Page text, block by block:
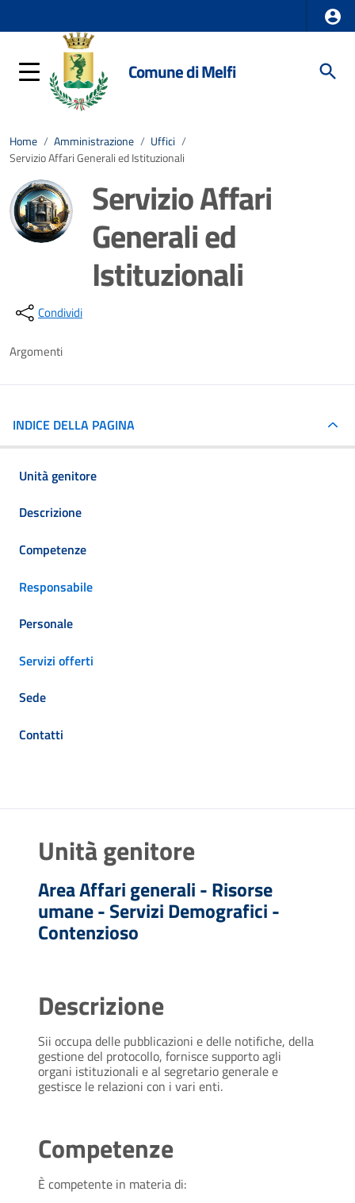
Comune di Melfi
Home / Amministrazione / Uffici /
Servizio Affari Generali ed Istituzionali
Servizio Affari
Generali ed
Istituzionali
Condividi
Argomenti
INDICE DELLA PAGINA
Unità genitore
Descrizione
Competenze
Responsabile
Personale
Servizi offerti
Sede
Contatti
Unità genitore
Area Affari generali - Risorse
umane - Servizi Demografici -
Contenzioso
Descrizione
Sii occupa delle pubblicazioni e delle notifiche, della
gestione del protocollo, fornisce supporto agli
organi istituzionali e al segretario generale e
gestisce le relazioni con i vari enti.
Competenze
È competente in materia di: